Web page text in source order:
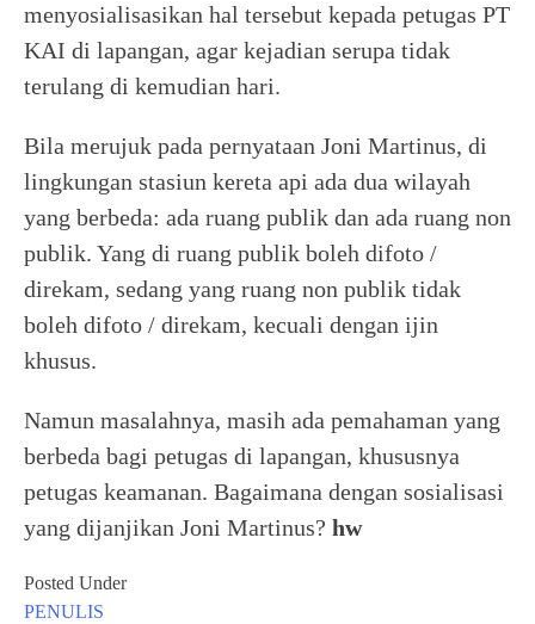
menyosialisasikan hal tersebut kepada petugas PT
KAI di lapangan, agar kejadian serupa tidak
terulang di kemudian hari.
Bila merujuk pada pernyataan Joni Martinus, di
lingkungan stasiun kereta api ada dua wilayah
yang berbeda: ada ruang publik dan ada ruang non
publik. Yang di ruang publik boleh difoto /
direkam, sedang yang ruang non publik tidak
boleh difoto / direkam, kecuali dengan ijin
khusus.
Namun masalahnya, masih ada pemahaman yang
berbeda bagi petugas di lapangan, khususnya
petugas keamanan. Bagaimana dengan sosialisasi
yang dijanjikan Joni Martinus? hw
Posted Under
PENULIS